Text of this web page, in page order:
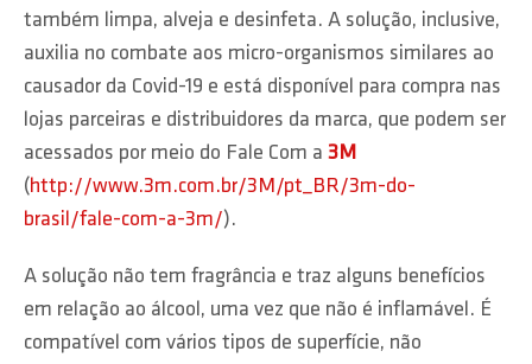
também limpa, alveja e desinfeta. A solução, inclusive,
auxilia no combate aos micro-organismos similares ao
causador da Covid-19 e está disponível para compra nas
lojas parceiras e distribuidores da marca, que podem ser
acessados por meio do Fale Com a 3M
(http://www.3m.com.br/3M/pt_BR/3m-do-
brasil/fale-com-a-3m/).
A solução não tem fragrância e traz alguns benefícios
em relação ao álcool, uma vez que não é inflamável. É
compatível com vários tipos de superfície, não